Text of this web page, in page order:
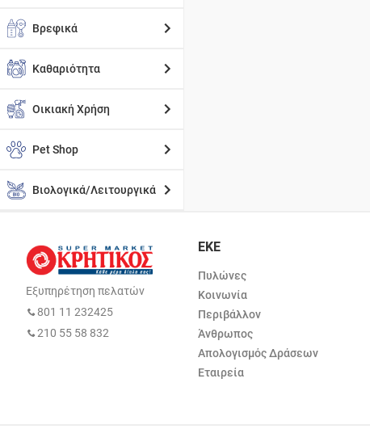
Βρεφικά
Καθαριότητα
Οικιακή Χρήση
Pet Shop
Βιολογικά/Λειτουργικά
Εξυπηρέτηση πελατών
801 11 232425
210 55 58 832
ΕΚΕ
Πυλώνες
Κοινωνία
Περιβάλλον
Άνθρωπος
Απολογισμός Δράσεων
Εταιρεία